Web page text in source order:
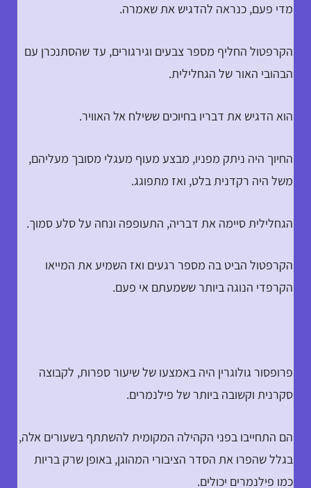
מדי פעם, כנראה להדגיש את שאמרה.
הקרפטול החליף מספר צבעים וגירגורים, עד שהסתנכרן עם
הבהובי האור של הגחלילית.
הוא הדגיש את דבריו בחיוכים ששילח אל האוויר.
החיוך היה ניתק מפניו, מבצע מעוף מעגלי מסובך מעליהם,
משל היה רקדנית בלט, ואז מתפוגג.
הגחלילית סיימה את דבריה, התעופפה ונחה על סלע סמוך.
הקרפטול הביט בה מספר רגעים ואז השמיע את המייאו
הקרפדי הנוגה ביותר ששמעתם אי פעם.
פרופסור גולוגרין היה באמצעו של שיעור ספרות, לקבוצה
סקרנית וקשובה ביותר של פילנמרים.
הם התחייבו בפני הקהילה המקומית להשתתף בשעורים אלה,
בגלל שהפרו את הסדר הציבורי המהוגן, באופן שרק בריות
כמו פילנמרים יכולים.